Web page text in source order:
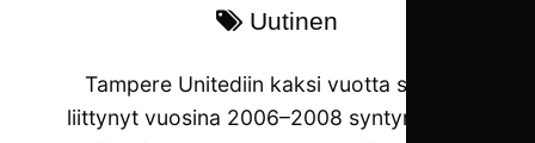
Uutinen
Tampere Unitediin kaksi vuotta sitten
liittynyt vuosina 2006–2008 syntyneiden